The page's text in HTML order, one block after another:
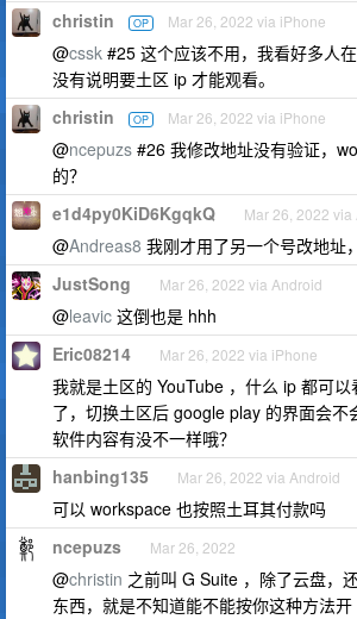
christin OP Mar 26, 2022 via iPhone
@cssk #25 这个应该不用，我看好多人
没有说明要土区 ip 才能观看。
christin OP Mar 26, 2022 via iPhone
@ncepuzs #26 我修改地址没有验证，
的？
e1d4py0KiD6KgqkQ Mar 26, 2022 via
@Andreas8 我刚才用了另一个号改地址
JustSong Mar 26, 2022 via Android
@leavic 这倒也是 hhh
Eric08214 Mar 26, 2022 via iPhone
我就是土区的 YouTube ，什么 ip 都可
了，切换土区后 google play 的界面会不
软件内容有没不一样哦？
hanbing135 Mar 26, 2022 via Android
可以 workspace 也按照土耳其付款吗
ncepuzs Mar 26, 2022
@christin 之前叫 G Suite ，除了云盘，
东西，就是不知道能不能按你这种方法开